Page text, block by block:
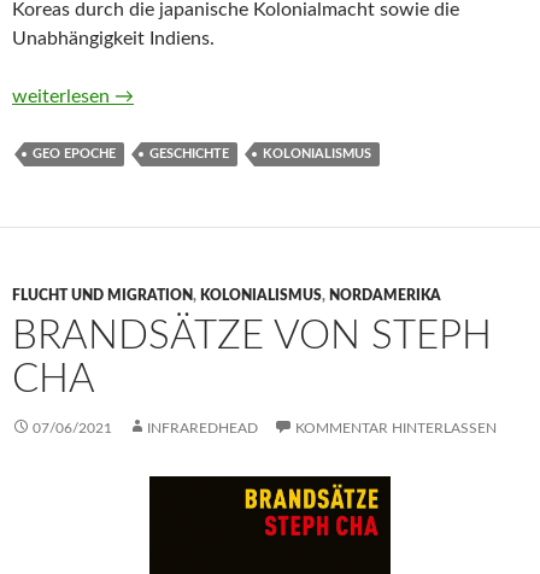
Koreas durch die japanische Kolonialmacht sowie die
Unabhängigkeit Indiens.
GEO EPOCHE Der Kolonialismus. Die Welt im Griff Europas
weiterlesen →
GEO EPOCHE GESCHICHTE KOLONIALISMUS
FLUCHT UND MIGRATION, KOLONIALISMUS, NORDAMERIKA
BRANDSÄTZE VON STEPH
CHA
07/06/2021 INFRAREDHEAD KOMMENTAR HINTERLASSEN